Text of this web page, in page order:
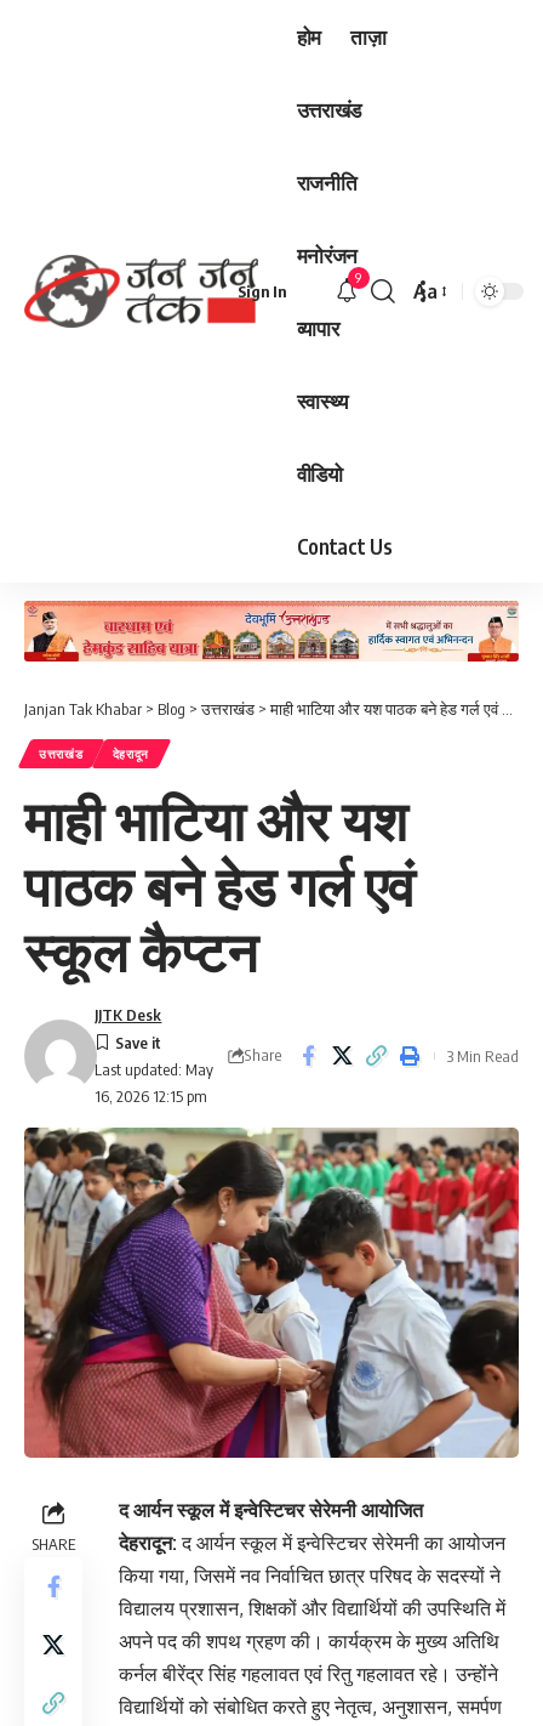
होम ताज़ा
उत्तराखंड
राजनीति
मनोरंजन
व्यापार
स्वास्थ्य
वीडियो
Contact Us
Sign In
9
Font
Aa
Janjan Tak Khabar > Blog >उत्तराखंड >माही भाटिया और यश पाठक बने हेड गर्ल एवं स्कूल कैप्टन
उत्तराखंड देहरादून
माही भाटिया और यश
पाठक बने हेड गर्ल एवं
स्कूल कैप्टन
Last updated: May
16, 2026 12:15 pm
JJTK Desk
Share 3 Min Read
SHARE
द आर्यन स्कूल में इन्वेस्टिचर सेरेमनी आयोजित
देहरादून: द आर्यन स्कूल में इन्वेस्टिचर सेरेमनी का आयोजन
किया गया, जिसमें नव निर्वाचित छात्र परिषद के सदस्यों ने
विद्यालय प्रशासन, शिक्षकों और विद्यार्थियों की उपस्थिति में
अपने पद की शपथ ग्रहण की। कार्यक्रम के मुख्य अतिथि
कर्नल बीरेंद्र सिंह गहलावत एवं रितु गहलावत रहे। उन्होंने
विद्यार्थियों को संबोधित करते हुए नेतृत्व, अनुशासन, समर्पण